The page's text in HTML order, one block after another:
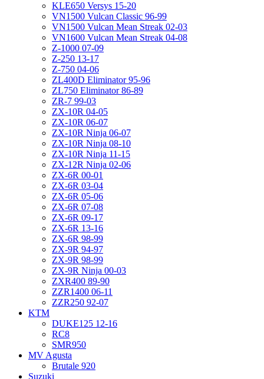
KLE650 Versys 15-20
VN1500 Vulcan Classic 96-99
VN1500 Vulcan Mean Streak 02-03
VN1600 Vulcan Mean Streak 04-08
Z-1000 07-09
Z-250 13-17
Z-750 04-06
ZL400D Eliminator 95-96
ZL750 Eliminator 86-89
ZR-7 99-03
ZX-10R 04-05
ZX-10R 06-07
ZX-10R Ninja 06-07
ZX-10R Ninja 08-10
ZX-10R Ninja 11-15
ZX-12R Ninja 02-06
ZX-6R 00-01
ZX-6R 03-04
ZX-6R 05-06
ZX-6R 07-08
ZX-6R 09-17
ZX-6R 13-16
ZX-6R 98-99
ZX-9R 94-97
ZX-9R 98-99
ZX-9R Ninja 00-03
ZXR400 89-90
ZZR1400 06-11
ZZR250 92-07
KTM
DUKE125 12-16
RC8
SMR950
MV Agusta
Brutale 920
Suzuki